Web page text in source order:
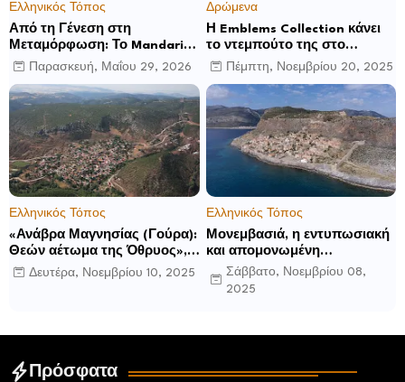
Ελληνικός Τόπος
Από τη Γένεση στη
Μεταμόρφωση: Το Mandarin
Oriental, Costa Navarino
αποκαλύπτει μια νέα σεζόν
βιωματικών εμπειριών
Παρασκευή, Μαΐου 29, 2026
Δρώμενα
Η Emblems Collection κάνει
το ντεμπούτο της στο
Ηνωμένο Βασίλειο με το
Luckham Park Hotel & Spa
και ανακοινώνει άλλα έξι
ανοίγματα για το 2026 και
μετά
Πέμπτη, Νοεμβρίου 20, 2025
Ελληνικός Τόπος
«Ανάβρα Μαγνησίας (Γούρα):
Θεών αέτωμα της Όθρυος»,
γράφει ο Δημήτρης Β.
Καρέλης
Δευτέρα, Νοεμβρίου 10, 2025
Ελληνικός Τόπος
Μονεμβασιά, η εντυπωσιακή
και απομονωμένη
οχυρωμένη πόλη που
ιδρύθηκε από τους
Σάββατο, Νοεμβρίου 08,
2025
Πρόσφατα